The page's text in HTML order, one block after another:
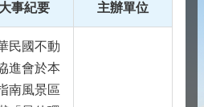
大事紀要 主辦單位
民國不動
進會於本
南風景區